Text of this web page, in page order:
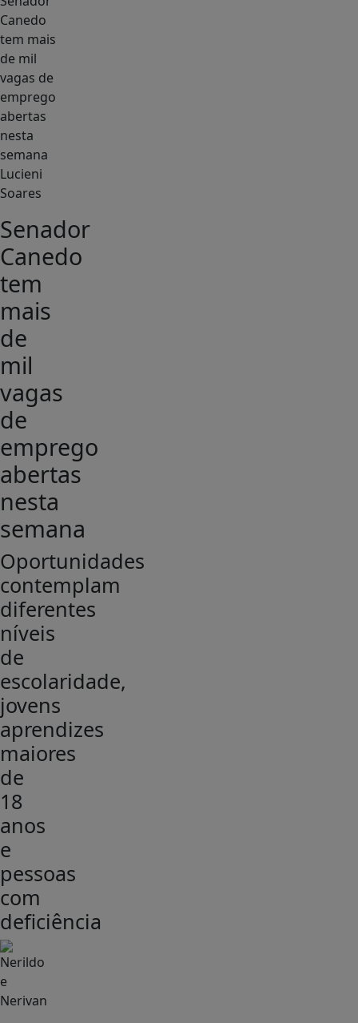
Lucieni
Soares
Senador
Canedo
tem
mais
de
mil
vagas
de
emprego
abertas
nesta
semana
Oportunidades
contemplam
diferentes
níveis
de
escolaridade,
jovens
aprendizes
maiores
de
18
anos
e
pessoas
com
deficiência